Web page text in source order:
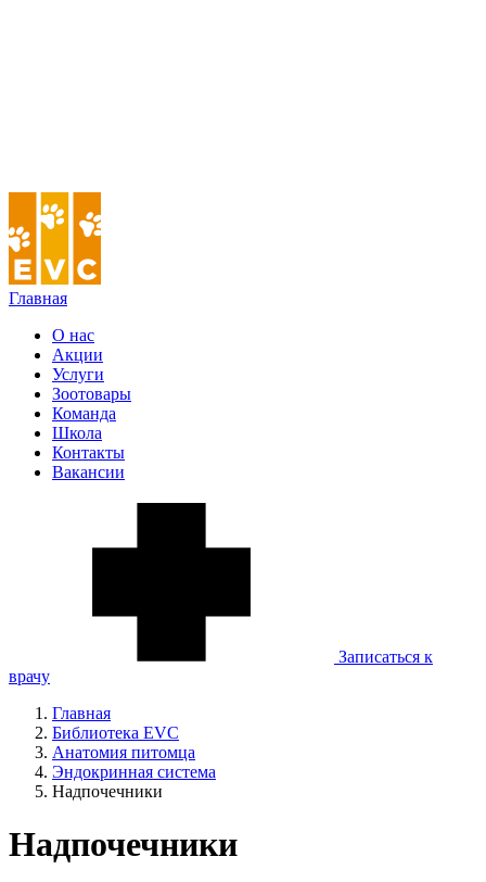
Главная
О нас
Акции
Услуги
Зоотовары
Команда
Школа
Контакты
Вакансии
Записаться к
врачу
Главная
Библиотека EVC
Анатомия питомца
Эндокринная система
Надпочечники
Надпочечники